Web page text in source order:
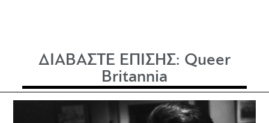
ΔΙΑΒΑΣΤΕ ΕΠΙΣΗΣ: Queer
Britannia